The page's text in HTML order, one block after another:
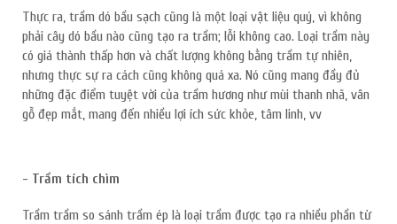
Thực ra, trầm dó bầu sạch cũng là một loại vật liệu quý, vì không
phải cây dó bầu nào cũng tạo ra trầm; lỗi không cao. Loại trầm này
có giá thành thấp hơn và chất lượng không bằng trầm tự nhiên,
nhưng thực sự ra cách cũng không quá xa. Nó cũng mang đầy đủ
những đặc điểm tuyệt vời của trầm hương như mùi thanh nhã, vân
gỗ đẹp mắt, mang đến nhiều lợi ích sức khỏe, tâm linh, vv
- Trầm tích chìm
Trầm trầm so sánh trầm ép là loại trầm được tạo ra nhiều phần từ